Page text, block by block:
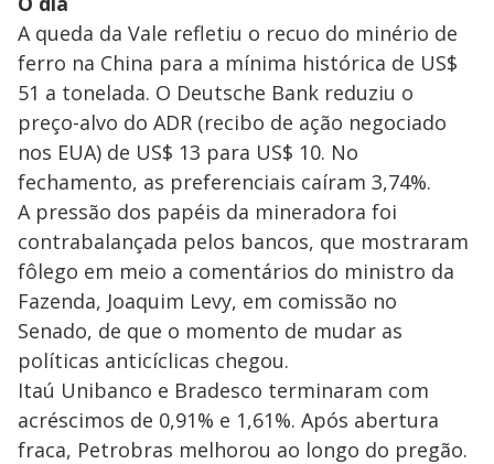
A queda da Vale refletiu o recuo do minério de
ferro na China para a mínima histórica de US$
51 a tonelada. O Deutsche Bank reduziu o
preço-alvo do ADR (recibo de ação negociado
nos EUA) de US$ 13 para US$ 10. No
fechamento, as preferenciais caíram 3,74%.
A pressão dos papéis da mineradora foi
contrabalançada pelos bancos, que mostraram
fôlego em meio a comentários do ministro da
Fazenda, Joaquim Levy, em comissão no
Senado, de que o momento de mudar as
políticas anticíclicas chegou.
Itaú Unibanco e Bradesco terminaram com
acréscimos de 0,91% e 1,61%. Após abertura
fraca, Petrobras melhorou ao longo do pregão.